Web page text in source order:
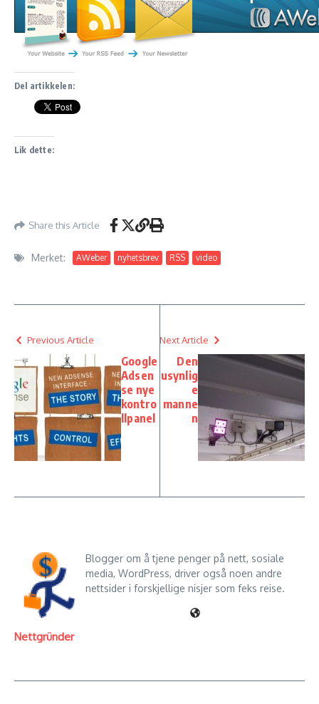
Del artikkelen:
Lik dette:
Share this Article
Merket: AWeber nyhetsbrev RSS video
Previous Article
Google
Adsen
se nye
kontro
llpanel
Next Article
Den
usynlig
e
manne
n
Nettgründer
Blogger om å tjene penger på nett, sosiale
media, WordPress, driver også noen andre
nettsider i forskjellige nisjer som feks reise.